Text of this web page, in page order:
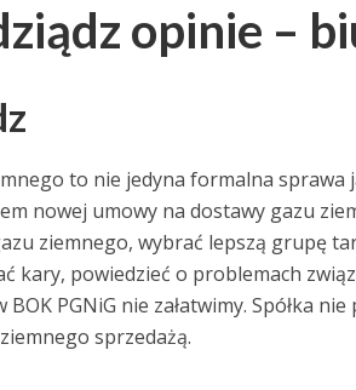
opinie –
to nie jedyna formalna sprawa
nowej umowy na dostawy gazu
ziemnego, wybrać lepszą grupę
kary, powiedzieć o problemach
PGNiG nie załatwimy. Spółka
sprzedażą.